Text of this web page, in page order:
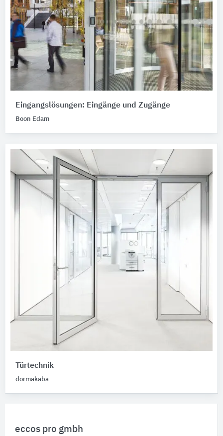
eccos pro gmbh
Eingangslösungen: Eingänge und Zugänge
Boon Edam
Türtechnik
dormakaba